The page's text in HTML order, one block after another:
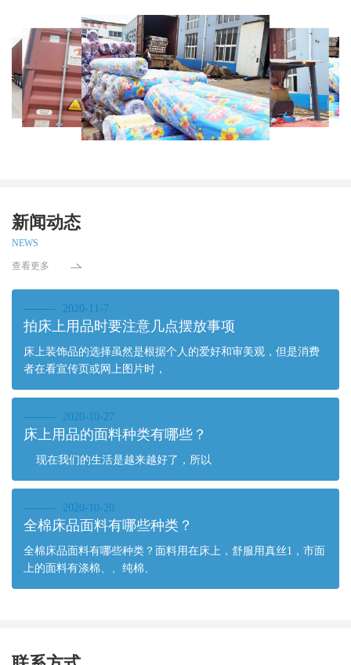
新闻动态
NEWS
查看更多
2020-11-7
拍床上用品时要注意几点摆放事项
床上装饰品的选择虽然是根据个人的爱好和审美观，但是消费
者在看宣传页或网上图片时，
2020-10-27
床上用品的面料种类有哪些？
现在我们的生活是越来越好了，所以
2020-10-20
全棉床品面料有哪些种类？
全棉床品面料有哪些种类？面料用在床上，舒服用真丝1，市面
上的面料有涤棉、、纯棉、